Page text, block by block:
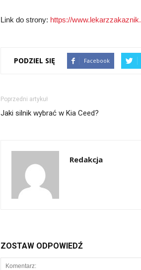
Link do strony: https://
PODZIEL SIĘ Facebook
Poprzedni artykuł
Jaki silnik wybrać w Kia Ceed?
Redakcja
ZOSTAW ODPOWIEDŹ